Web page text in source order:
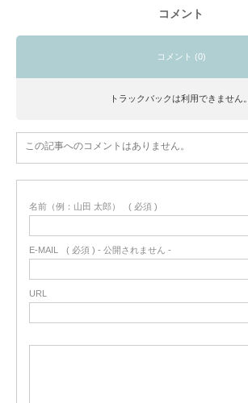
コメント
コメント (0)
トラックバックは利用できません。
この記事へのコメントはありません。
名前（例：山田 太郎） ( 必須 )
E-MAIL ( 必須 ) - 公開されません -
URL